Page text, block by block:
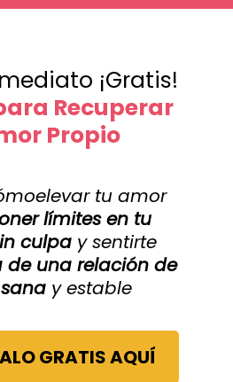
¡Gratis!
Recuperar
Propio
tu amor
límites en tu
culpay sentirte
de una relación de
y estable
GRATIS AQUÍ